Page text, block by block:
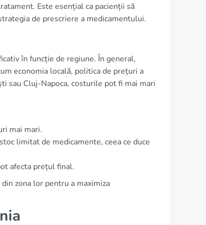
Este esențial ca pacienții să
de prescriere a medicamentului.
în funcție de regiune. În general,
economia locală, politica de prețuri a
sau Cluj-Napoca, costurile pot fi mai mari
mai mari.
limitat de medicamente, ceea ce duce
afecta prețul final.
zona lor pentru a maximiza